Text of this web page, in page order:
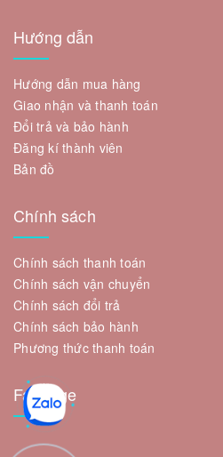
Hướng dẫn
Hướng dẫn mua hàng
Giao nhận và thanh toán
Đổi trả và bảo hành
Đăng kí thành viên
Bản đồ
Chính sách
Chính sách thanh toán
Chính sách vận chuyển
Chính sách đổi trả
Chính sách bảo hành
Phương thức thanh toán
Fanpage